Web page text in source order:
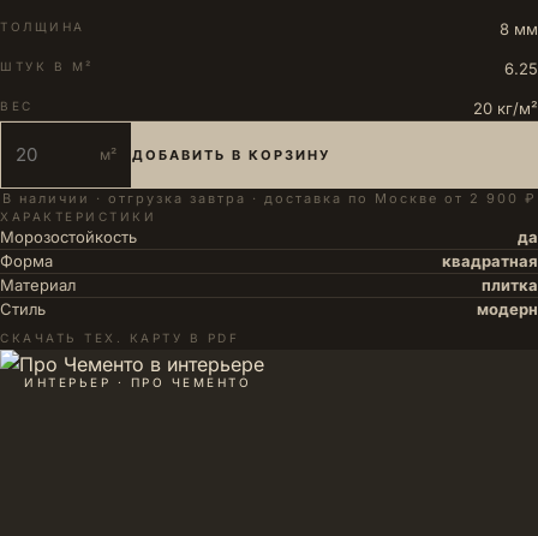
ТОЛЩИНА 8 мм
ШТУК В М² 6.25
ВЕС 20 кг/м²
м² ДОБАВИТЬ В КОРЗИНУ
В наличии · отгрузка завтра · доставка по Москве от 2 900 ₽
ХАРАКТЕРИСТИКИ
Морозостойкость
да
Форма
квадратная
Материал
плитка
Стиль
модерн
СКАЧАТЬ ТЕХ. КАРТУ В PDF
ИНТЕРЬЕР · ПРО ЧЕМЕНТО